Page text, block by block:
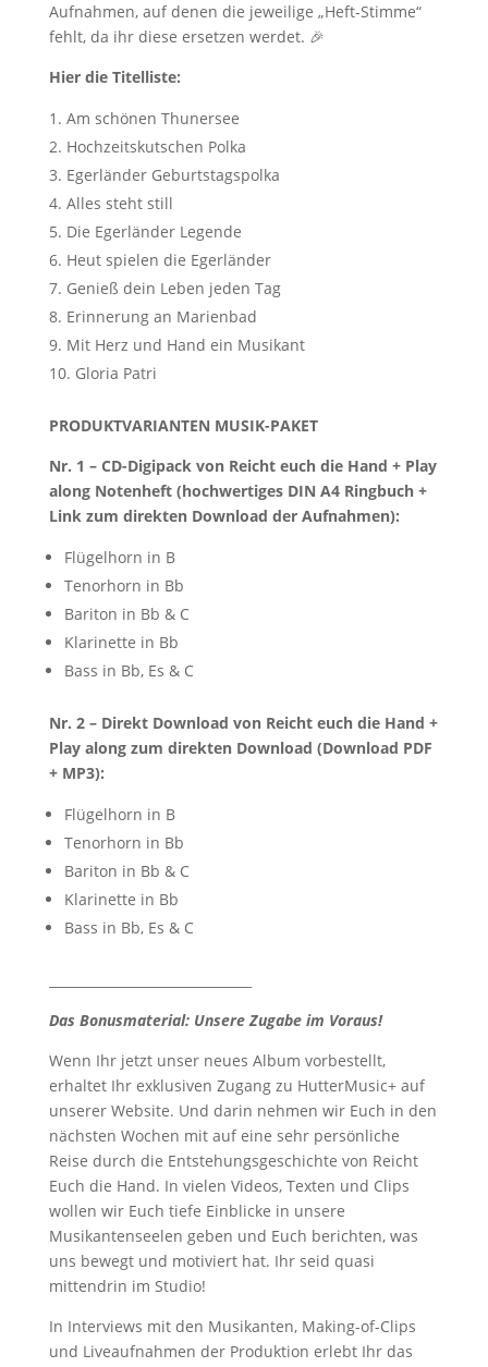
Aufnahmen, auf denen die jeweilige „Heft-Stimme“
fehlt, da ihr diese ersetzen werdet. 🎉
Hier die Titelliste:
Am schönen Thunersee
Hochzeitskutschen Polka
Egerländer Geburtstagspolka
Alles steht still
Die Egerländer Legende
Heut spielen die Egerländer
Genieß dein Leben jeden Tag
Erinnerung an Marienbad
Mit Herz und Hand ein Musikant
Gloria Patri
PRODUKTVARIANTEN MUSIK-PAKET
Nr. 1 – CD-Digipack von Reicht euch die Hand + Play
along Notenheft (hochwertiges DIN A4 Ringbuch +
Link zum direkten Download der Aufnahmen):
Flügelhorn in B
Tenorhorn in Bb
Bariton in Bb & C
Klarinette in Bb
Bass in Bb, Es & C
Nr. 2 – Direkt Download von Reicht euch die Hand +
Play along zum direkten Download (Download PDF
+ MP3):
Flügelhorn in B
Tenorhorn in Bb
Bariton in Bb & C
Klarinette in Bb
Bass in Bb, Es & C
Das Bonusmaterial: Unsere Zugabe im Voraus!
Wenn Ihr jetzt unser neues Album vorbestellt,
erhaltet Ihr exklusiven Zugang zu HutterMusic+ auf
unserer Website. Und darin nehmen wir Euch in den
nächsten Wochen mit auf eine sehr persönliche
Reise durch die Entstehungsgeschichte von Reicht
Euch die Hand. In vielen Videos, Texten und Clips
wollen wir Euch tiefe Einblicke in unsere
Musikantenseelen geben und Euch berichten, was
uns bewegt und motiviert hat. Ihr seid quasi
mittendrin im Studio!
In Interviews mit den Musikanten, Making-of-Clips
und Liveaufnahmen der Produktion erlebt Ihr das